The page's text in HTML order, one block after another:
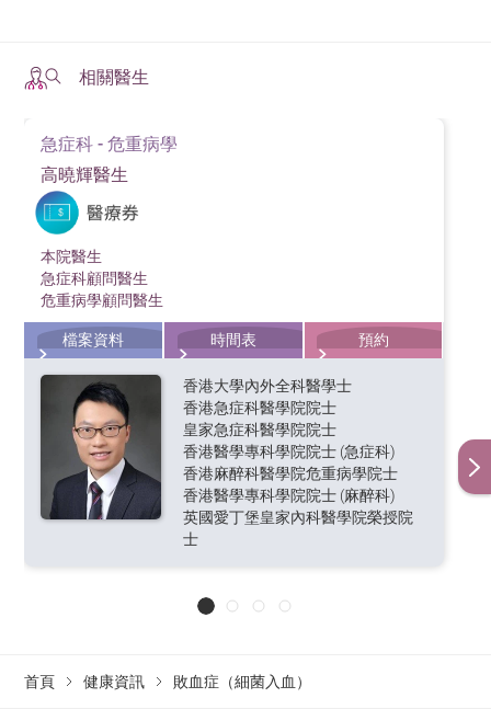
相關醫生
急症科 - 危重病學
高曉輝醫生
本院醫生
急症科顧問醫生
危重病學顧問醫生
檔案資料 時間表 預約
香港大學內外全科醫學士
香港急症科醫學院院士
皇家急症科醫學院院士
香港醫學專科學院院士 (急症科)
香港麻醉科醫學院危重病學院士
香港醫學專科學院院士 (麻醉科)
英國愛丁堡皇家內科醫學院榮授院
士
首頁 健康資訊 敗血症（細菌入血）